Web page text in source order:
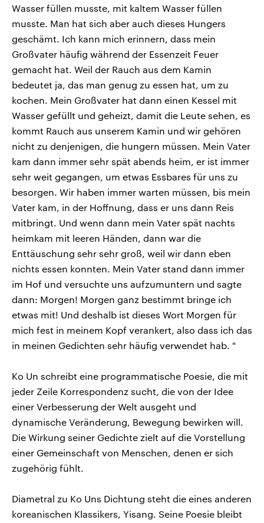
Wasser füllen musste, mit kaltem Wasser füllen
musste. Man hat sich aber auch dieses Hungers
geschämt. Ich kann mich erinnern, dass mein
Großvater häufig während der Essenzeit Feuer
gemacht hat. Weil der Rauch aus dem Kamin
bedeutet ja, das man genug zu essen hat, um zu
kochen. Mein Großvater hat dann einen Kessel mit
Wasser gefüllt und geheizt, damit die Leute sehen, es
kommt Rauch aus unserem Kamin und wir gehören
nicht zu denjenigen, die hungern müssen. Mein Vater
kam dann immer sehr spät abends heim, er ist immer
sehr weit gegangen, um etwas Essbares für uns zu
besorgen. Wir haben immer warten müssen, bis mein
Vater kam, in der Hoffnung, dass er uns dann Reis
mitbringt. Und wenn dann mein Vater spät nachts
heimkam mit leeren Händen, dann war die
Enttäuschung sehr sehr groß, weil wir dann eben
nichts essen konnten. Mein Vater stand dann immer
im Hof und versuchte uns aufzumuntern und sagte
dann: Morgen! Morgen ganz bestimmt bringe ich
etwas mit! Und deshalb ist dieses Wort Morgen für
mich fest in meinem Kopf verankert, also dass ich das
in meinen Gedichten sehr häufig verwendet hab. "
Ko Un schreibt eine programmatische Poesie, die mit
jeder Zeile Korrespondenz sucht, die von der Idee
einer Verbesserung der Welt ausgeht und
dynamische Veränderung, Bewegung bewirken will.
Die Wirkung seiner Gedichte zielt auf die Vorstellung
einer Gemeinschaft von Menschen, denen er sich
zugehörig fühlt.
Diametral zu Ko Uns Dichtung steht die eines anderen
koreanischen Klassikers, Yisang. Seine Poesie bleibt